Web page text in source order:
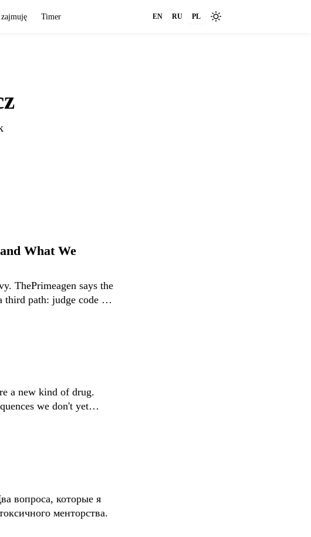
Timer EN RU PL
What We
ThePrimeagen says the
third path: judge code by
a new kind of drug.
we don't yet
вопроса, которые я
менторства.